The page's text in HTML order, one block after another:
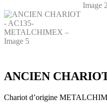
ANCIEN
Chariot d’origine